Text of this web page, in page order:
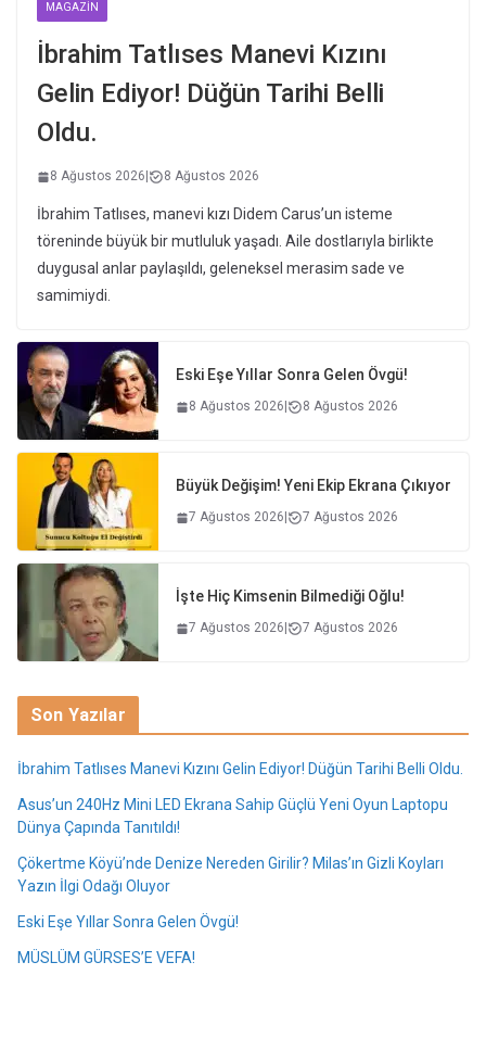
MAGAZIN
İbrahim Tatlıses Manevi Kızını
Gelin Ediyor! Düğün Tarihi Belli
Oldu.
8 Ağustos 2026 8 Ağustos 2026
İbrahim Tatlıses, manevi kızı Didem Carus’un isteme
töreninde büyük bir mutluluk yaşadı. Aile dostlarıyla birlikte
duygusal anlar paylaşıldı, geleneksel merasim sade ve
samimiydi.
Eski Eşe Yıllar Sonra Gelen Övgü!
8 Ağustos 2026 8 Ağustos 2026
Büyük Değişim! Yeni Ekip Ekrana Çıkıyor
7 Ağustos 2026 7 Ağustos 2026
İşte Hiç Kimsenin Bilmediği Oğlu!
7 Ağustos 2026 7 Ağustos 2026
Son Yazılar
İbrahim Tatlıses Manevi Kızını Gelin Ediyor! Düğün Tarihi Belli Oldu.
Asus’un 240Hz Mini LED Ekrana Sahip Güçlü Yeni Oyun Laptopu
Dünya Çapında Tanıtıldı!
Çökertme Köyü’nde Denize Nereden Girilir? Milas’ın Gizli Koyları
Yazın İlgi Odağı Oluyor
Eski Eşe Yıllar Sonra Gelen Övgü!
MÜSLÜM GÜRSES’E VEFA!